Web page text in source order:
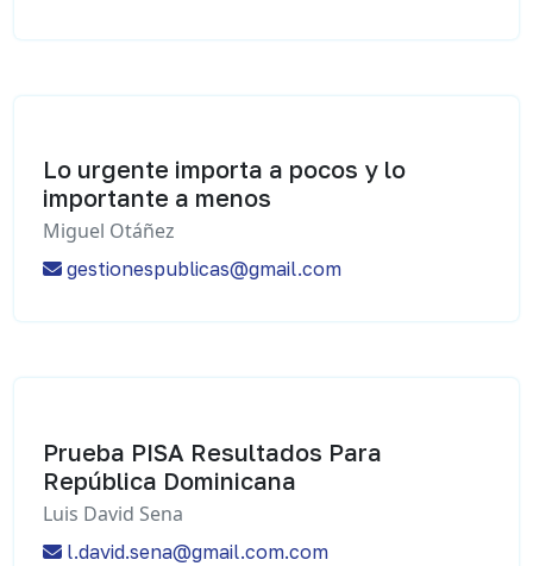
Lo urgente importa a pocos y lo
importante a menos
Miguel Otáñez
gestionespublicas@gmail.com
Prueba PISA Resultados Para
República Dominicana
Luis David Sena
l.david.sena@gmail.com.com